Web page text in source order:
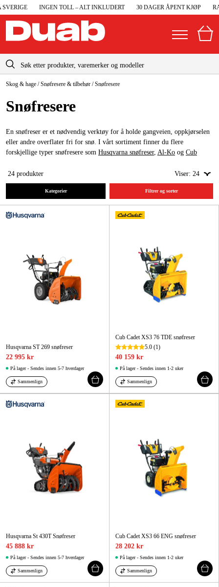
INGEN TOLL – ALT INKLUDERT 30 DAGER ÅPENT KJØP
Norge
Sverige
Danmark
Suomi
Deutschland
Maskiner og verktøy
Garasje og verksted
Maskintilbehør og forbruksvarer
Arbeidsklær og beskyttelse
Elektro og bygg
Skog og hage
Kampanjer
Varemerker
Vanlige spørsmål
info@duab.no
Skog & hage /Snøfresere & tilbehør /Snøfresere
Snøfresere
En snøfreser er et nødvendig verktøy for å holde gangveien, oppkjørselen
eller andre overflater fri for snø. I vårt sortiment finner du flere
forskjellige typer snøfresere som Husqvarna snøfreser, Al-Ko og Cub
en rekke andre funksjoner på denne siden.
24 produkter Viser: 24
Kategorier Filtrer og sorter
Husqvarna ST 269 snøfreser
22 995 kr
På lager - Sendes innen 5-7 hverdager
Sammenlign
Cub Cadet XS3 76 TDE snøfreser
5.0 (1)
40 159 kr
På lager - Sendes innen 1-2 uker
Sammenlign
Husqvarna St 430T Snøfreser
45 888 kr
På lager - Sendes innen 5-7 hverdager
Sammenlign
Cub Cadet XS3 66 ENG snøfreser
28 202 kr
På lager - Sendes innen 1-2 uker
Sammenlign